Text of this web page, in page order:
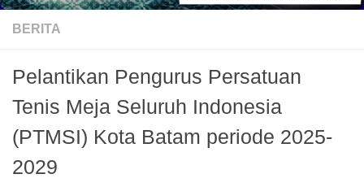
BERITA
Pelantikan Pengurus Persatuan
Tenis Meja Seluruh Indonesia
(PTMSI) Kota Batam periode 2025-
2029